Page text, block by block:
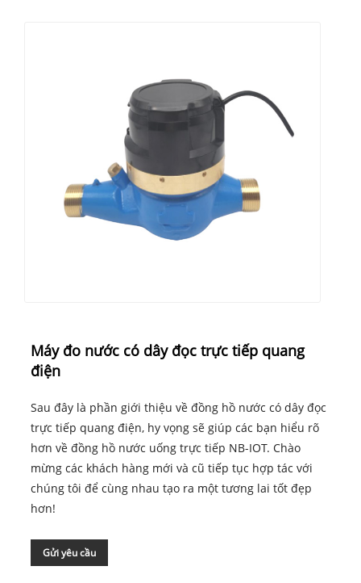
Máy đo nước có dây đọc trực tiếp quang
điện
Sau đây là phần giới thiệu về đồng hồ nước có dây đọc
trực tiếp quang điện, hy vọng sẽ giúp các bạn hiểu rõ
hơn về đồng hồ nước uống trực tiếp NB-IOT. Chào
mừng các khách hàng mới và cũ tiếp tục hợp tác với
chúng tôi để cùng nhau tạo ra một tương lai tốt đẹp
hơn!
Gửi yêu cầu